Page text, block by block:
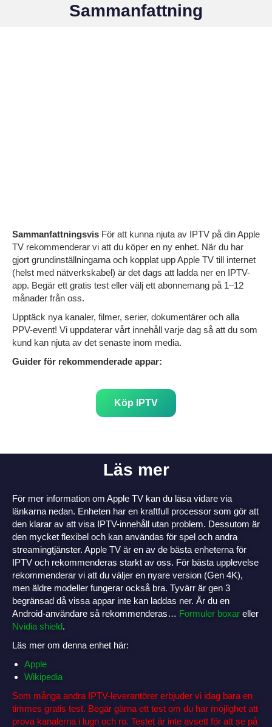
Sammanfattning
Sammanfattningsvis För att kunna njuta av IPTV på din Apple
TV rekommenderar vi att du köper en ny enhet. När du har
gjort grundinställningarna och kopplat upp Apple TV till internet
(helst med nätverkskabel) är det dags att ladda ner en IPTV-
app. Begär ett gratis test eller välj ett abonnemang på 1–12
månader från oss.
Upptäck nya kanaler, filmer, serier, dokumentärer och alla
PPV-event! Vi uppdaterar vårt innehåll varje dag så att du som
kund kan njuta av det senaste inom media.
Guider för rekommenderade appar:
Köp IPTV
Läs mer
För mer information om Apple TV kan du läsa vidare via
länkarna nedan. Enheten har en kraftfull processor som gör att
den klarar av att visa IPTV-innehåll utan problem. Dessutom är
den mycket flexibel och kan användas för spel och andra
streamingtjänster. Apple TV är en av de bästa enheterna för
IPTV och rekommenderas starkt av oss. För bästa upplevelse
rekommenderar vi att du väljer en nyare version (Gen 4K),
men äldre modeller fungerar också bra. Tyvärr är gen 3
begränsad då vissa appar inte kan laddas ner. Är du en
Android-användare så rekommenderas… Formuler boxar eller
Nvidia shield.
Läs mer om denna enhet här:
Apple
Wikipedia
Som många andra IPTV-leverantörer erbjuder vi idag bara en
timmes gratis test. Begär gärna ett test om du har möjlighet att
prova kanalerna i lugn och ro. Testet är inte avsett för att se på